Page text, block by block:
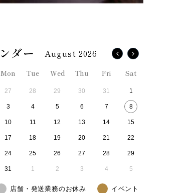
August 2026
Mon Tue Wed Thu Fri Sat
27 28 29 30 31 1
3 4 5 6 7 8
10 11 12 13 14 15
17 18 19 20 21 22
24 25 26 27 28 29
31 1 2 3 4 5
店舗・発送業務のお休み イベント